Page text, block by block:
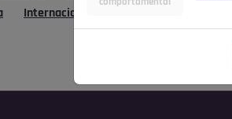
Internacional